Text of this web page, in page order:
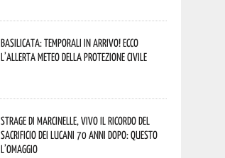
Basilicata: temporali in arrivo! Ecco
l’allerta meteo della Protezione civile
Strage di Marcinelle, vivo il ricordo del
sacrificio dei lucani 70 anni dopo: questo
l’omaggio